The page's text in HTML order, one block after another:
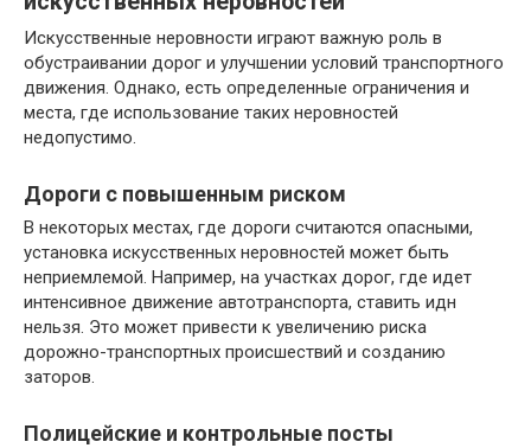
Искусственные неровности играют важную роль в
обустраивании дорог и улучшении условий транспортного
движения. Однако, есть определенные ограничения и
места, где использование таких неровностей
недопустимо.
Дороги с повышенным риском
В некоторых местах, где дороги считаются опасными,
установка искусственных неровностей может быть
неприемлемой. Например, на участках дорог, где идет
интенсивное движение автотранспорта, ставить идн
нельзя. Это может привести к увеличению риска
дорожно-транспортных происшествий и созданию
заторов.
Полицейские и контрольные посты